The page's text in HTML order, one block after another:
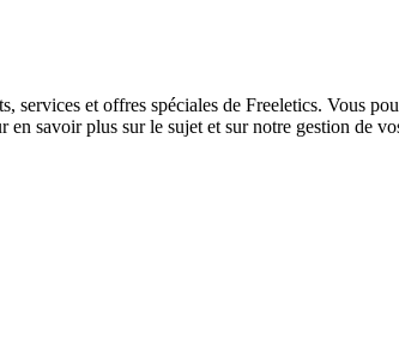
services et offres spéciales de Freeletics. Vous
savoir plus sur le sujet et sur notre gestion de